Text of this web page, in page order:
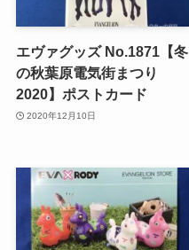
エヴァグッズ No.1871【冬
の秋葉原電気街まつり
2020】ポストカード
2020年12月10日